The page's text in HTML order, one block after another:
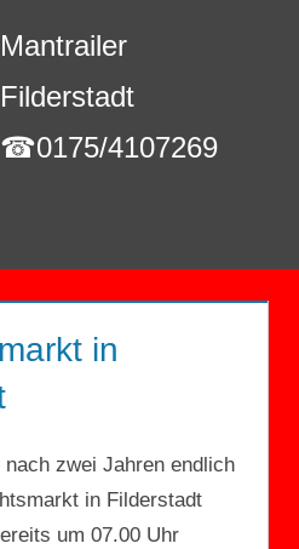
Mantrailer
Filderstadt
☎0175/4107269
in
zwei Jahren endlich
in Filderstadt
um 07.00 Uhr